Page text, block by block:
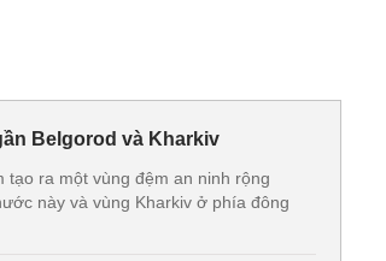
Belgorod và Kharkiv
tạo ra một vùng đệm an ninh rộng
này và vùng Kharkiv ở phía đông